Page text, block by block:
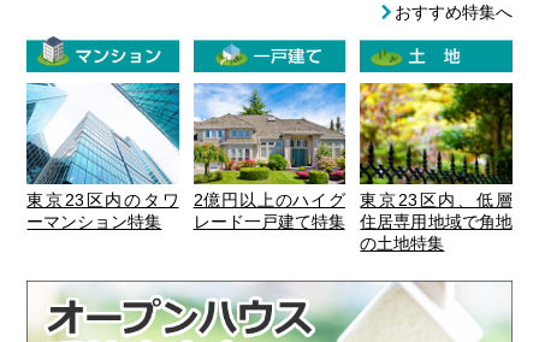
おすすめ特集へ
東京23区内のタワ
ーマンション特集
2億円以上のハイグ
レード一戸建て特集
東京23区内、低層
住居専用地域で角地
の土地特集